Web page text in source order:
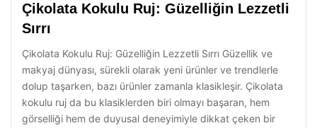
Çikolata Kokulu Ruj: Güzelliğin Lezzetli
Sırrı
Çikolata Kokulu Ruj: Güzelliğin Lezzetli Sırrı Güzellik ve
makyaj dünyası, sürekli olarak yeni ürünler ve trendlerle
dolup taşarken, bazı ürünler zamanla klasikleşir. Çikolata
kokulu ruj da bu klasiklerden biri olmayı başaran, hem
görselliği hem de duyusal deneyimiyle dikkat çeken bir